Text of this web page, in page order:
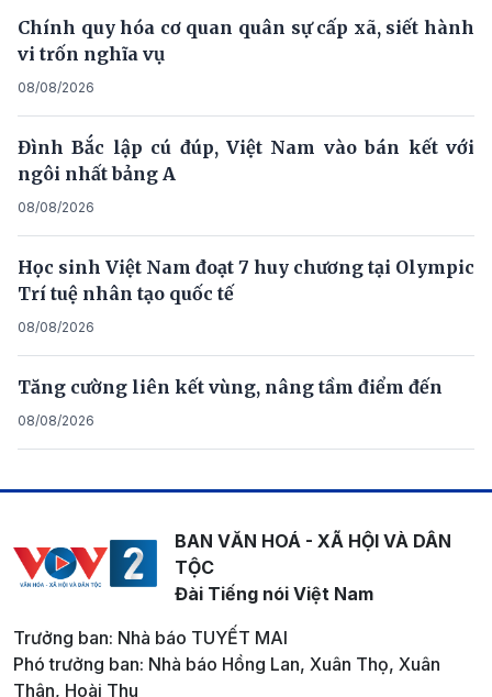
Chính quy hóa cơ quan quân sự cấp xã, siết hành
vi trốn nghĩa vụ
08/08/2026
Đình Bắc lập cú đúp, Việt Nam vào bán kết với
ngôi nhất bảng A
08/08/2026
Học sinh Việt Nam đoạt 7 huy chương tại Olympic
Trí tuệ nhân tạo quốc tế
08/08/2026
Tăng cường liên kết vùng, nâng tầm điểm đến
08/08/2026
BAN VĂN HOÁ - XÃ HỘI VÀ DÂN
TỘC
Đài Tiếng nói Việt Nam
Trưởng ban: Nhà báo TUYẾT MAI
Phó trưởng ban: Nhà báo Hồng Lan, Xuân Thọ, Xuân
Thân, Hoài Thu